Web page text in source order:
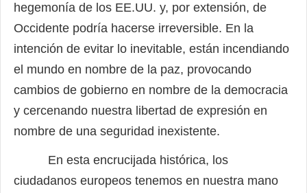
hegemonía de los EE.UU. y, por extensión, de
Occidente podría hacerse irreversible. En la
intención de evitar lo inevitable, están incendiando
el mundo en nombre de la paz, provocando
cambios de gobierno en nombre de la democracia
y cercenando nuestra libertad de expresión en
nombre de una seguridad inexistente.
En esta encrucijada histórica, los
ciudadanos europeos tenemos en nuestra mano